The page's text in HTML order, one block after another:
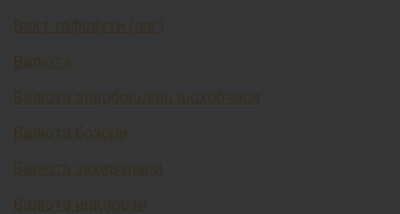
Вақт тафовути (лаг)
Валюта
Валюта айирбошлаш шохобчаси
Валюта бозори
Валюта заҳиралари
Валюта инқирози